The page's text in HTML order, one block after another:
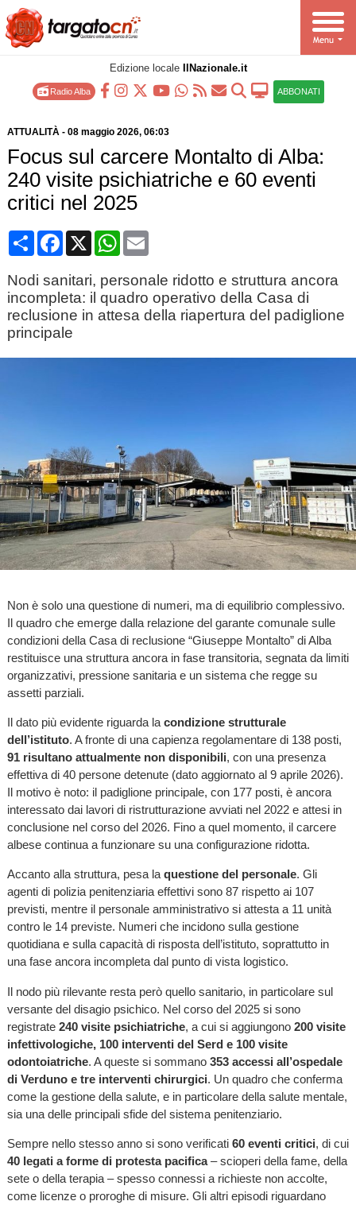
Edizione locale IlNazionale.it
Radio Alba ABBONATI
ATTUALITÀ- 08 maggio 2026, 06:03
Focus sul carcere Montalto di Alba:
240 visite psichiatriche e 60 eventi
critici nel 2025
CondividiFacebook
X WhatsApp
Email
Nodi sanitari, personale ridotto e struttura ancora
incompleta: il quadro operativo della Casa di
reclusione in attesa della riapertura del padiglione
principale
Non è solo una questione di numeri, ma di equilibrio complessivo.
Il quadro che emerge dalla relazione del garante comunale sulle
condizioni della Casa di reclusione “Giuseppe Montalto” di Alba
restituisce una struttura ancora in fase transitoria, segnata da limiti
organizzativi, pressione sanitaria e un sistema che regge su
assetti parziali.
Il dato più evidente riguarda la condizione strutturale
dell’istituto. A fronte di una capienza regolamentare di 138 posti,
91 risultano attualmente non disponibili, con una presenza
effettiva di 40 persone detenute (dato aggiornato al 9 aprile 2026).
Il motivo è noto: il padiglione principale, con 177 posti, è ancora
interessato dai lavori di ristrutturazione avviati nel 2022 e attesi in
conclusione nel corso del 2026. Fino a quel momento, il carcere
albese continua a funzionare su una configurazione ridotta.
Accanto alla struttura, pesa la questione del personale. Gli
agenti di polizia penitenziaria effettivi sono 87 rispetto ai 107
previsti, mentre il personale amministrativo si attesta a 11 unità
contro le 14 previste. Numeri che incidono sulla gestione
quotidiana e sulla capacità di risposta dell’istituto, soprattutto in
una fase ancora incompleta dal punto di vista logistico.
Il nodo più rilevante resta però quello sanitario, in particolare sul
versante del disagio psichico. Nel corso del 2025 si sono
registrate 240 visite psichiatriche, a cui si aggiungono 200 visite
infettivologiche, 100 interventi del Serd e 100 visite
odontoiatriche. A queste si sommano 353 accessi all’ospedale
di Verduno e tre interventi chirurgici. Un quadro che conferma
come la gestione della salute, e in particolare della salute mentale,
sia una delle principali sfide del sistema penitenziario.
Sempre nello stesso anno si sono verificati 60 eventi critici, di cui
40 legati a forme di protesta pacifica– scioperi della fame, della
sete o della terapia – spesso connessi a richieste non accolte,
come licenze o proroghe di misure. Gli altri episodi riguardano